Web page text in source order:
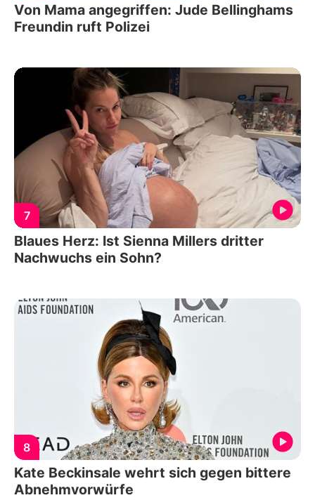
Von Mama angegriffen: Jude Bellinghams
Freundin ruft Polizei
7
Blaues Herz: Ist Sienna Millers dritter
Nachwuchs ein Sohn?
8
Kate Beckinsale wehrt sich gegen bittere
Abnehmvorwürfe